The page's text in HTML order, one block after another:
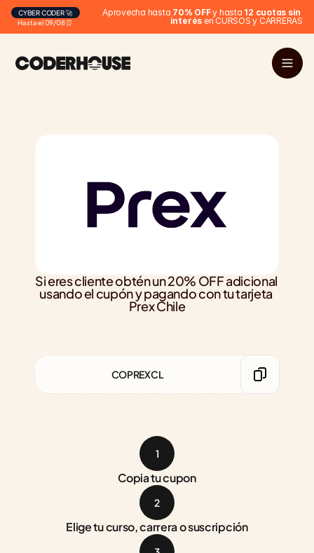
Hasta el 09/08 ⏰
CYBER CODER 🚀 Aprovecha hasta 70% OFF y hasta 12 cuotas sin
interés en CURSOS y CARRERAS
Si eres cliente obtén un 20% OFF adicional
usando el cupón y pagando con tu tarjeta
Prex Chile
COPREXCL
1
Copia tu cupon
2
Elige tu curso, carrera o suscripción